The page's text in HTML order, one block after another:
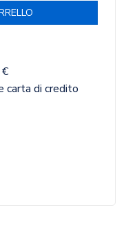
carta di credito